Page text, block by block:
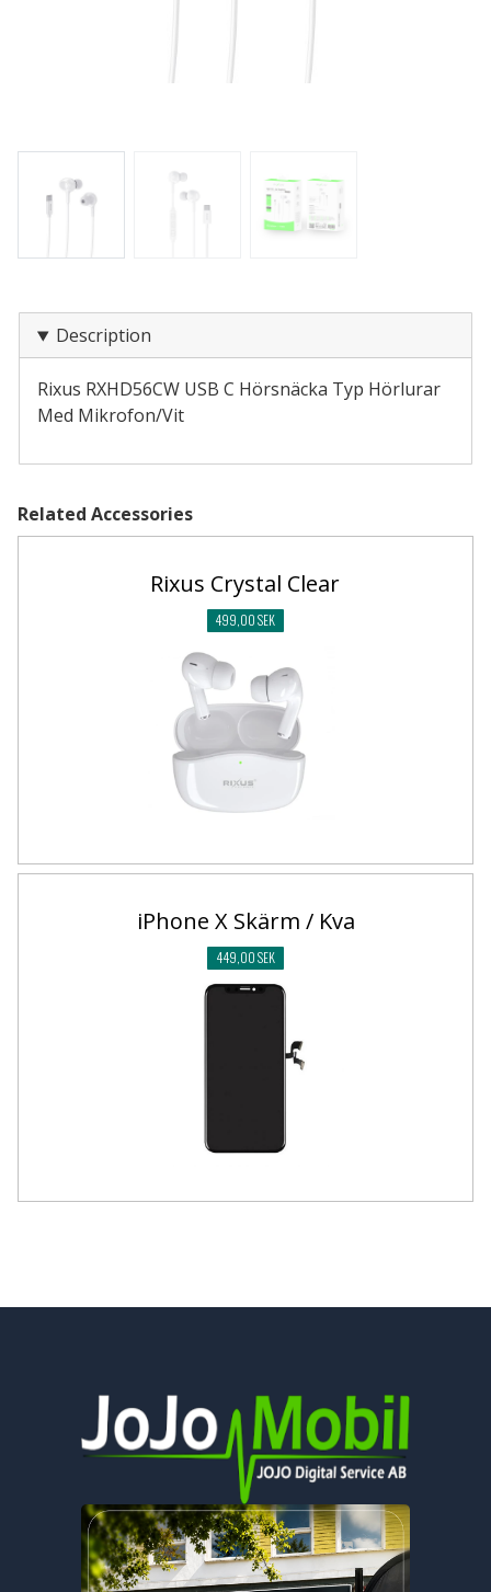
Description
Rixus RXHD56CW USB C Hörsnäcka Typ Hörlurar
Med Mikrofon/Vit
Related Accessories
Rixus Crystal Clear
499,00 SEK
iPhone X Skärm / Kva
449,00 SEK